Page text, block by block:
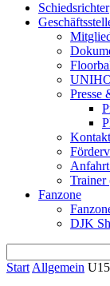
Schiedsrichter
Presse
Kontakt
Trainer
Fanzone
DJK
Start Allgemein